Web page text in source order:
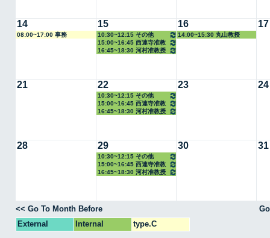
14
08:00~17:00 事務
15
10:30~12:15 その他
15:00~16:45 西連寺准教
授
16:45~18:30 河村准教授
16
14:00~15:30 丸山教授
17
21 22
10:30~12:15 その他
15:00~16:45 西連寺准教
授
16:45~18:30 河村准教授
23 24
28 29
10:30~12:15 その他
15:00~16:45 西連寺准教
授
16:45~18:30 河村准教授
30 31
<< Go To Month Before
External
Internal type.C